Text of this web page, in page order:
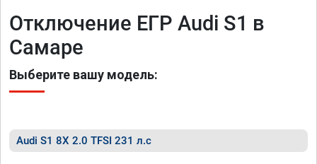
Отключение ЕГР Audi S1 в
Самаре
Выберите вашу модель:
Audi S1 8X 2.0 TFSI 231 л.с